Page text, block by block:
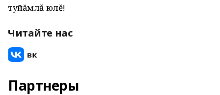
туйăмлă юлĕ!
Читайте нас
Партнеры